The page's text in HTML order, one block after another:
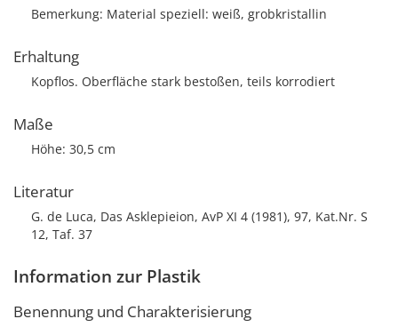
Bemerkung: Material speziell: weiß, grobkristallin
Erhaltung
Kopflos. Oberfläche stark bestoßen, teils korrodiert
Maße
Höhe: 30,5 cm
Literatur
G. de Luca, Das Asklepieion, AvP XI 4 (1981), 97, Kat.Nr. S
12, Taf. 37
Information zur Plastik
Benennung und Charakterisierung